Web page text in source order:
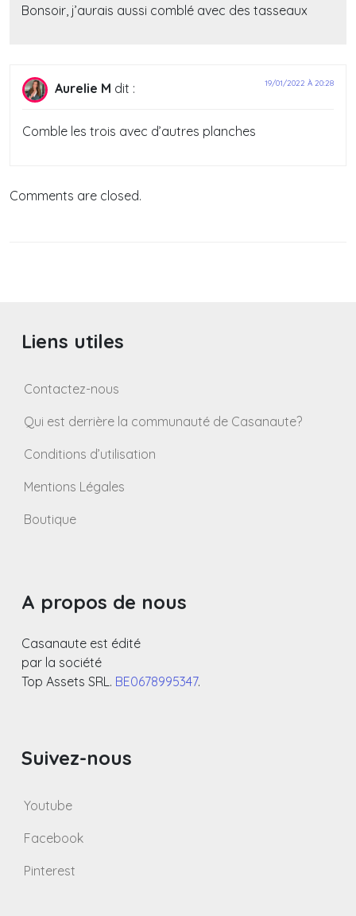
Bonsoir, j’aurais aussi comblé avec des tasseaux
Aurelie M dit : 19/01/2022 À 20:28
Comble les trois avec d’autres planches
Comments are closed.
Liens utiles
Contactez-nous
Qui est derrière la communauté de Casanaute?
Conditions d’utilisation
Mentions Légales
Boutique
A propos de nous
Casanaute est édité
par la société
Top Assets SRL. BE0678995347.
Suivez-nous
Youtube
Facebook
Pinterest